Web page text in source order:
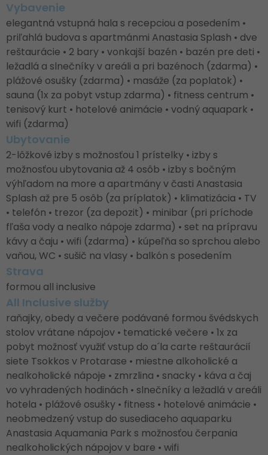
Vybavenie
elegantná vstupná hala s recepciou a posedením •
priľahlá budova s apartmánmi Anastasia Splash • dve
reštaurácie • 2 bary • vonkajší bazén • bazén pre deti •
ležadlá a slnečníky v areáli a pri bazénoch (zdarma) •
plážové osušky (zdarma) • masáže (za poplatok) •
sauna (1x za pobyt vstup zdarma) • fitness centrum •
tenisový kurt • hotelové animácie • vodný aquapark •
wifi (zdarma)
Ubytovanie
2-lôžkové izby s možnosťou 1 prístelky • izby s
možnosťou ubytovania až 4 osôb • izby s bočným
výhľadom na more a apartmány v časti Anastasia
Splash až pre 5 osôb (za príplatok) • klimatizácia • TV
• telefón • trezor (za depozit) • minibar (pri príchode
fľaša vody a nealko nápoje zdarma) • set na prípravu
kávy a čaju • wifi (zdarma) • kúpeľňa so sprchou alebo
vaňou, WC • sušič na vlasy • balkón s posedením
Strava
formou all inclusive
All Inclusive služby
raňajky, obedy a večere podávané formou švédskych
stolov vrátane nápojov • tematické večere • 1x za
pobyt možnosť využiť vstup do a´la carte reštaurácií
siete Tsokkos v Protarase • miestne alkoholické a
nealkoholické nápoje • zmrzlina • snacky • káva a čaj
vo vyhradených hodinách • slnečníky a ležadlá v areáli
hotela • plážové osušky • fitness • hotelové animácie •
neobmedzený vstup do susediaceho aquaparku
Anastasia Aquamania Park s možnosťou čerpania
nealkoholických nápojov v bare • wifi